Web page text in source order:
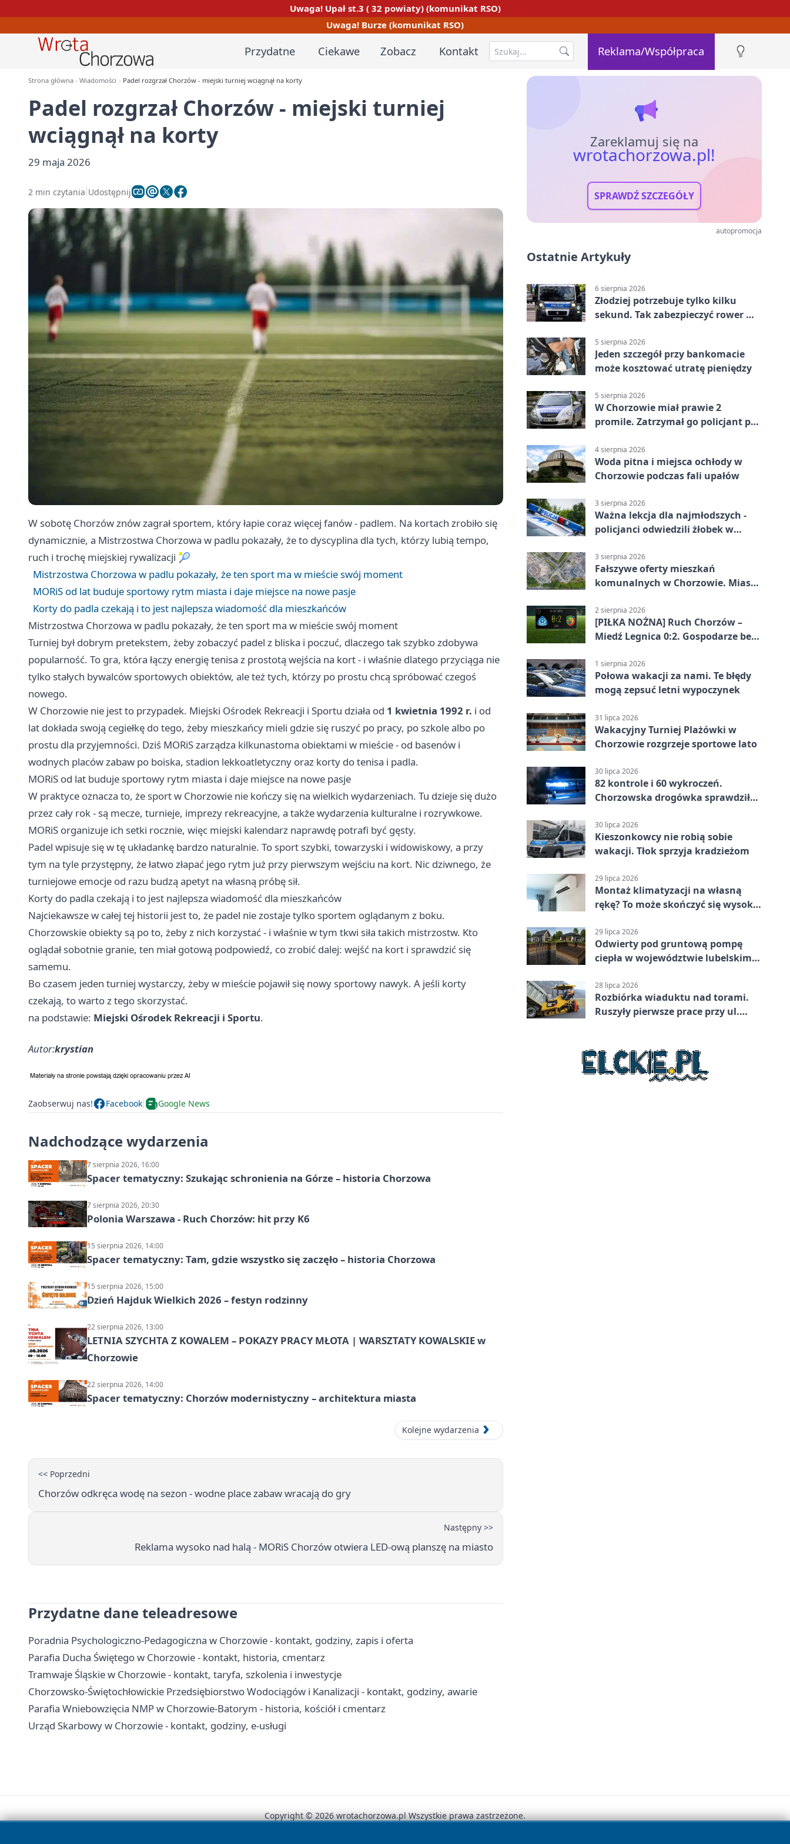
Uwaga! Upał st.3 ( 32 powiaty) (komunikat RSO)
Uwaga! Burze (komunikat RSO)
Przydatne Ciekawe Zobacz Kontakt Reklama/Współpraca
Strona główna Wiadomości Padel rozgrzał Chorzów - miejski turniej wciągnął na korty
Padel rozgrzał Chorzów - miejski turniej
wciągnął na korty
29 maja 2026
2 min czytania Udostępnij
W sobotę Chorzów znów zagrał sportem, który łapie coraz więcej fanów - padlem. Na kortach zrobiło się
dynamicznie, a Mistrzostwa Chorzowa w padlu pokazały, że to dyscyplina dla tych, którzy lubią tempo,
ruch i trochę miejskiej rywalizacji 🎾
Mistrzostwa Chorzowa w padlu pokazały, że ten sport ma w mieście swój moment
MORiS od lat buduje sportowy rytm miasta i daje miejsce na nowe pasje
Korty do padla czekają i to jest najlepsza wiadomość dla mieszkańców
Mistrzostwa Chorzowa w padlu pokazały, że ten sport ma w mieście swój moment
Turniej był dobrym pretekstem, żeby zobaczyć padel z bliska i poczuć, dlaczego tak szybko zdobywa
popularność. To gra, która łączy energię tenisa z prostotą wejścia na kort - i właśnie dlatego przyciąga nie
tylko stałych bywalców sportowych obiektów, ale też tych, którzy po prostu chcą spróbować czegoś
nowego.
W Chorzowie nie jest to przypadek. Miejski Ośrodek Rekreacji i Sportu działa od 1 kwietnia 1992 r. i od
lat dokłada swoją cegiełkę do tego, żeby mieszkańcy mieli gdzie się ruszyć po pracy, po szkole albo po
prostu dla przyjemności. Dziś MORiS zarządza kilkunastoma obiektami w mieście - od basenów i
wodnych placów zabaw po boiska, stadion lekkoatletyczny oraz korty do tenisa i padla.
MORiS od lat buduje sportowy rytm miasta i daje miejsce na nowe pasje
W praktyce oznacza to, że sport w Chorzowie nie kończy się na wielkich wydarzeniach. Tu dzieje się dużo
przez cały rok - są mecze, turnieje, imprezy rekreacyjne, a także wydarzenia kulturalne i rozrywkowe.
MORiS organizuje ich setki rocznie, więc miejski kalendarz naprawdę potrafi być gęsty.
Padel wpisuje się w tę układankę bardzo naturalnie. To sport szybki, towarzyski i widowiskowy, a przy
tym na tyle przystępny, że łatwo złapać jego rytm już przy pierwszym wejściu na kort. Nic dziwnego, że
turniejowe emocje od razu budzą apetyt na własną próbę sił.
Korty do padla czekają i to jest najlepsza wiadomość dla mieszkańców
Najciekawsze w całej tej historii jest to, że padel nie zostaje tylko sportem oglądanym z boku.
Chorzowskie obiekty są po to, żeby z nich korzystać - i właśnie w tym tkwi siła takich mistrzostw. Kto
oglądał sobotnie granie, ten miał gotową podpowiedź, co zrobić dalej: wejść na kort i sprawdzić się
samemu.
Bo czasem jeden turniej wystarczy, żeby w mieście pojawił się nowy sportowy nawyk. A jeśli korty
czekają, to warto z tego skorzystać.
na podstawie: Miejski Ośrodek Rekreacji i Sportu.
Autor:krystian
Zaobserwuj nas! Facebook Google News
Nadchodzące wydarzenia
7 sierpnia 2026, 16:00
Spacer tematyczny: Szukając schronienia na Górze – historia Chorzowa
7 sierpnia 2026, 20:30
Polonia Warszawa - Ruch Chorzów: hit przy K6
15 sierpnia 2026, 14:00
Spacer tematyczny: Tam, gdzie wszystko się zaczęło – historia Chorzowa
15 sierpnia 2026, 15:00
Dzień Hajduk Wielkich 2026 – festyn rodzinny
22 sierpnia 2026, 13:00
LETNIA SZYCHTA Z KOWALEM – POKAZY PRACY MŁOTA | WARSZTATY KOWALSKIE w
Chorzowie
22 sierpnia 2026, 14:00
Spacer tematyczny: Chorzów modernistyczny – architektura miasta
Kolejne wydarzenia
<< Poprzedni
Chorzów odkręca wodę na sezon - wodne place zabaw wracają do gry
Następny >>
Reklama wysoko nad halą - MORiS Chorzów otwiera LED-ową planszę na miasto
Przydatne dane teleadresowe
Poradnia Psychologiczno-Pedagogiczna w Chorzowie - kontakt, godziny, zapis i oferta
Parafia Ducha Świętego w Chorzowie - kontakt, historia, cmentarz
Tramwaje Śląskie w Chorzowie - kontakt, taryfa, szkolenia i inwestycje
Chorzowsko-Świętochłowickie Przedsiębiorstwo Wodociągów i Kanalizacji - kontakt, godziny, awarie
Parafia Wniebowzięcia NMP w Chorzowie-Batorym - historia, kościół i cmentarz
Urząd Skarbowy w Chorzowie - kontakt, godziny, e-usługi
Zareklamuj się na
wrotachorzowa.pl!
SPRAWDŹ SZCZEGÓŁY
autopromocja
Ostatnie Artykuły
6 sierpnia 2026
Złodziej potrzebuje tylko kilku
sekund. Tak zabezpieczyć rower w
5 sierpnia 2026
Jeden szczegół przy bankomacie
może kosztować utratę pieniędzy
5 sierpnia 2026
W Chorzowie miał prawie 2
promile. Zatrzymał go policjant po
4 sierpnia 2026
Woda pitna i miejsca ochłody w
Chorzowie podczas fali upałów
3 sierpnia 2026
Ważna lekcja dla najmłodszych -
policjanci odwiedzili żłobek w
3 sierpnia 2026
Fałszywe oferty mieszkań
komunalnych w Chorzowie. Miasto
2 sierpnia 2026
[PIŁKA NOŻNA] Ruch Chorzów –
Miedź Legnica 0:2. Gospodarze bez
1 sierpnia 2026
Połowa wakacji za nami. Te błędy
mogą zepsuć letni wypoczynek
31 lipca 2026
Wakacyjny Turniej Plażówki w
Chorzowie rozgrzeje sportowe lato
30 lipca 2026
82 kontrole i 60 wykroczeń.
Chorzowska drogówka sprawdziła
30 lipca 2026
Kieszonkowcy nie robią sobie
wakacji. Tłok sprzyja kradzieżom
29 lipca 2026
Montaż klimatyzacji na własną
rękę? To może skończyć się wysoką
29 lipca 2026
Odwierty pod gruntową pompę
ciepła w województwie lubelskim -
28 lipca 2026
Rozbiórka wiaduktu nad torami.
Ruszyły pierwsze prace przy ul.
Copyright © 2026 wrotachorzowa.pl Wszystkie prawa zastrzeżone.